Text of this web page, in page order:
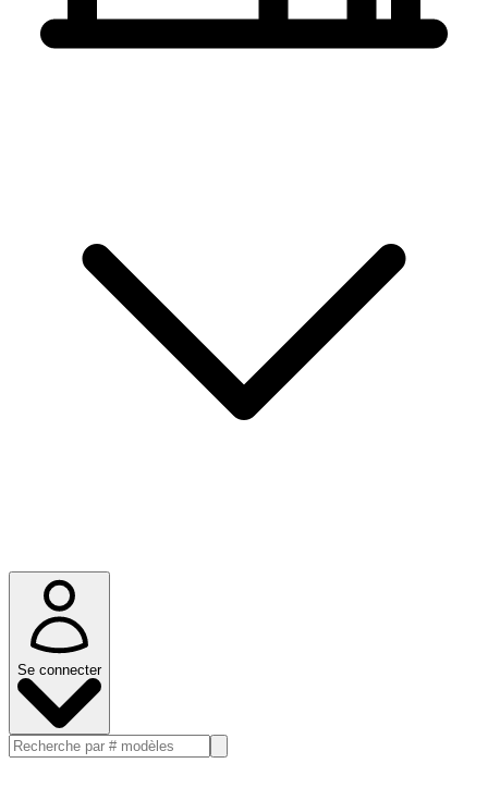
Se connecter